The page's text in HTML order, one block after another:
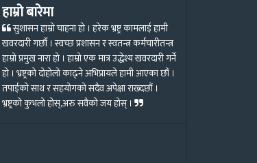
हाम्रो बारेमा
सुशासन हाम्रो चाहना हो । हरेक भ्रष्ट्र कामलाई हामी
खवरदारी गर्छौ । स्वच्छ प्रशासन र स्वतन्त्र कर्मचारीतन्त्र
हाम्रो प्रमुख नारा हो । हाम्रो एक मात्र उद्धेश्य खवरदारी गर्ने
हो । भ्रष्ट्रको दोहोलो काढ्ने अभिप्रायले हामी आएका छौं ।
तपाईको साथ र सहयोगको सदैव अपेक्षा राख्दछौं ।
भ्रष्ट्रको कुभलो होस्,अरु सवैको जय होस् ।